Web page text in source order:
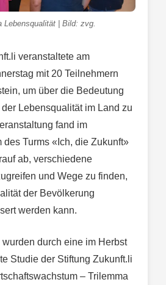
Lebensqualität | Bild: zvg.
veranstaltete am
mit 20 Teilnehmern
um über die Bedeutung
Lebensqualität im Land zu
fand im
des Turms «Ich, die Zukunft»
ab, verschiedene
und Wege zu finden,
der Bevölkerung
werden kann.
durch eine im Herbst
Studie der Stiftung Zukunft.li
– Trilemma